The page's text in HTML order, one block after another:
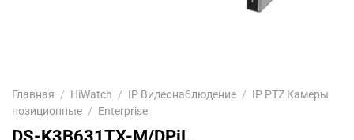
Главная / HiWatch / IP Видеонаблюдение / IP PTZ Камеры
позиционные / Enterprise
DS-K3B631TX-M/DPiL